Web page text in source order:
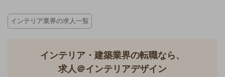
インテリア業界の求人一覧
インテリア・建築業界の転職なら、
求人＠インテリアデザイン